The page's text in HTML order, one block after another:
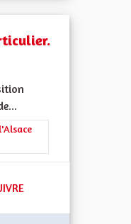
et le